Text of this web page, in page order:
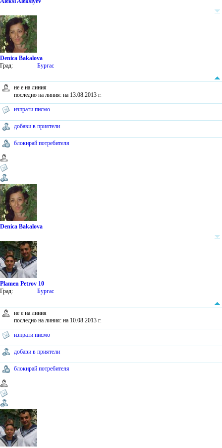
Denica Bakalova
Град:
Бургас
не е на линия
последно на линия: на 13.08.2013 г.
изпрати писмо
добави в приятели
блокирай потребителя
Denica Bakalova
Plamen Petrov 10
Град:
Бургас
не е на линия
последно на линия: на 10.08.2013 г.
изпрати писмо
добави в приятели
блокирай потребителя